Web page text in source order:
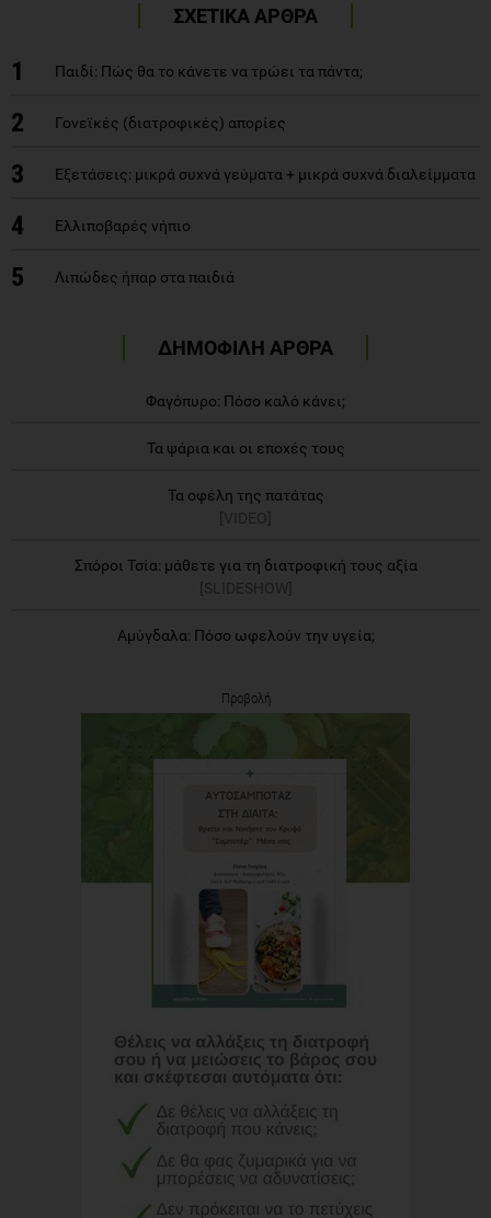
ΣΧΕΤΙΚΑ ΑΡΘΡΑ
1 Παιδί: Πώς θα το κάνετε να τρώει τα πάντα;
2 Γονεϊκές (διατροφικές) απορίες
3 Εξετάσεις: μικρά συχνά γεύματα + μικρά συχνά διαλείμματα
4 Ελλιποβαρές νήπιο
5 Λιπώδες ήπαρ στα παιδιά
ΔΗΜΟΦΙΛΗ ΑΡΘΡΑ
Φαγόπυρο: Πόσο καλό κάνει;
Τα ψάρια και οι εποχές τους
Τα οφέλη της πατάτας
[VIDEO]
Σπόροι Τσία: μάθετε για τη διατροφική τους αξία
[SLIDESHOW]
Αμύγδαλα: Πόσο ωφελούν την υγεία;
Προβολή